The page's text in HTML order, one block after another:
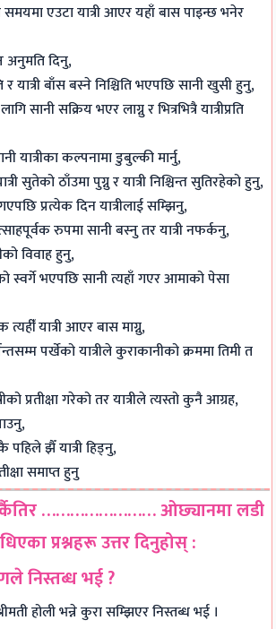
एउटा यात्री आएर यहाँ बास पाइन्छ भनेर
दिनु,
बाँस बस्ने निश्चिति भएपछि सानी खुसी हुनु,
सानी सक्रिय भएर लाग्नु र भित्रभित्रै यात्रीप्रति
यात्रीका कल्पनामा डुबुल्की मार्नु,
सुतेको ठाँउमा पुग्नु र यात्री निश्चिन्त सुतिरहेको हुनु,
प्रत्येक दिन यात्रीलाई सम्झिनु,
रुपमा सानी बस्नु तर यात्री नफर्कनु,
विवाह हुनु,
स्वर्गे भएपछि सानी त्यहाँ गएर आमाको पेसा
यात्री आएर बास माग्नु,
पर्खेको यात्रीले कुराकानीको क्रममा तिमी त
प्रतीक्षा गरेको तर यात्रीले त्यस्तो कुनै आग्रह,
पहिले झैँ यात्री हिड्नु,
समाप्त हुनु
अर्कैतिर …………………… ओछ्यानमा लडी
प्रश्नहरू उत्तर दिनुहोस् :
निस्तब्ध भई ?
होली भन्ने कुरा सम्झिएर निस्तब्ध भई ।